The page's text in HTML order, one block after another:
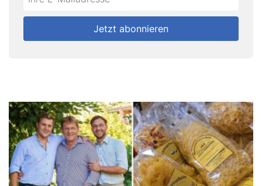
fill
Mailadresse:
Jetzt abonnieren